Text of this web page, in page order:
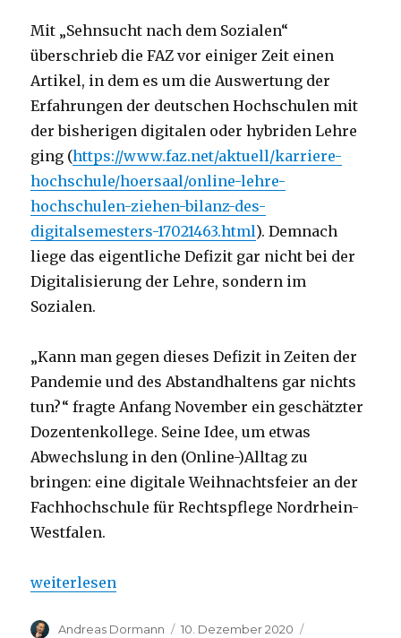
Mit „Sehnsucht nach dem Sozialen“
überschrieb die FAZ vor einiger Zeit einen
Artikel, in dem es um die Auswertung der
Erfahrungen der deutschen Hochschulen mit
der bisherigen digitalen oder hybriden Lehre
ging (https://www.faz.net/aktuell/karriere-
hochschule/hoersaal/online-lehre-
hochschulen-ziehen-bilanz-des-
digitalsemesters-17021463.html). Demnach
liege das eigentliche Defizit gar nicht bei der
Digitalisierung der Lehre, sondern im
Sozialen.
„Kann man gegen dieses Defizit in Zeiten der
Pandemie und des Abstandhaltens gar nichts
tun?“ fragte Anfang November ein geschätzter
Dozentenkollege. Seine Idee, um etwas
Abwechslung in den (Online-)Alltag zu
bringen: eine digitale Weihnachtsfeier an der
Fachhochschule für Rechtspflege Nordrhein-
Westfalen.
„Digitales Wunderland“
weiterlesen
Autor
Andreas Dormann
Veröffentlicht
10. Dezember 2020